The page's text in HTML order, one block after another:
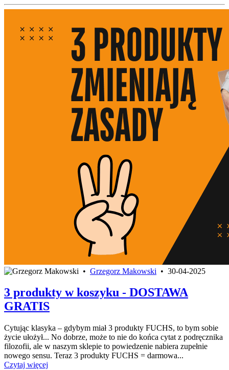
• Grzegorz Makowski • 30-04-2025
3 produkty w koszyku - DOSTAWA
GRATIS
Cytując klasyka – gdybym miał 3 produkty FUCHS, to bym sobie
życie ułożył... No dobrze, może to nie do końca cytat z podręcznika
filozofii, ale w naszym sklepie to powiedzenie nabiera zupełnie
nowego sensu. Teraz 3 produkty FUCHS = darmowa...
Czytaj więcej